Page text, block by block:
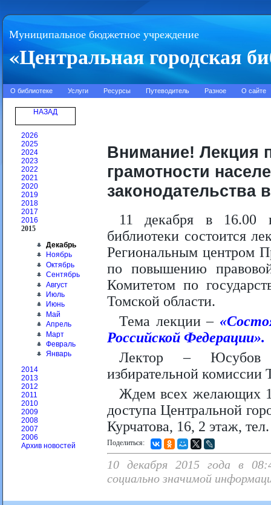
Муниципальное бюджетное учреждение
«Центральная городская
О библиотеке Услуги Ресурсы Путеводитель Разное О сайте
НАЗАД
2026
2025
2024
2023
2022
2021
2020
2019
2018
2017
2016
2015
Декабрь
Ноябрь
Октябрь
Сентябрь
Август
Июль
Июнь
Май
Апрель
Март
Февраль
Январь
2014
2013
2012
2011
2010
2009
2008
2007
2006
Архив новостей
Внимание! Лекция
грамотности
законодательства
11 декабря в 16.00
библиотеки состоится
Региональным центром
по повышению правовой
Комитетом по
Томской области.
Тема лекции –
Российской Федерации».
Лектор – Юсубов
избирательной комиссии
Ждем всех желающих
доступа Центральной
Курчатова, 16, 2 этаж,
Поделиться:
10 декабря 2015 года в
социально значимой